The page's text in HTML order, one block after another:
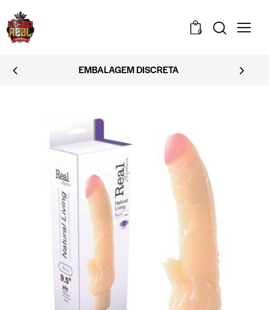
0
EMBALAGEM DISCRETA